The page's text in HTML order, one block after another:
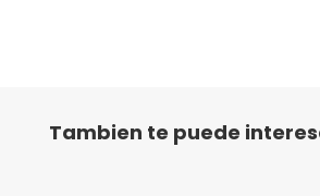
Tambien te puede